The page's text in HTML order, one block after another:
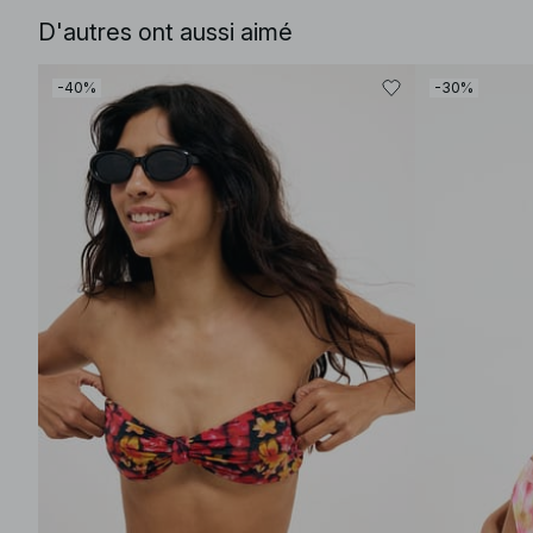
D'autres ont aussi aimé
-40% -30%